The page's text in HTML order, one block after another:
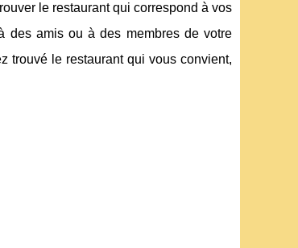
le restaurant qui correspond à vos
des amis ou à des membres de votre
trouvé le restaurant qui vous convient,